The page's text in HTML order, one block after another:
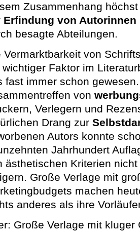
Zusammenhang
Erfindung von Autorinnen
besagte Abteilungen.
Vermarktbarkeit von
wichtiger Faktor im
fast immer schon
von
Verlegern und
Drang zur
Autors konnte
Jahrhundert
ästhetischen Kriterien
Große Verlage mit
machen
anderes als ihre
Große Verlage mit kluger